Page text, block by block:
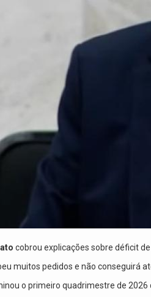
cobrou explicações sobre déficit
muitos pedidos e não conseguirá
o primeiro quadrimestre de